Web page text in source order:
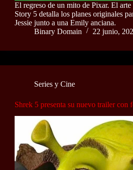
El regreso de un mito de Pixar. El
Story 5 detalla los planes originales
Jessie junto a una Emily anciana.
Binary Domain
22 junio,
Series y Cine
Shrek 5 presenta su nuevo trailer con